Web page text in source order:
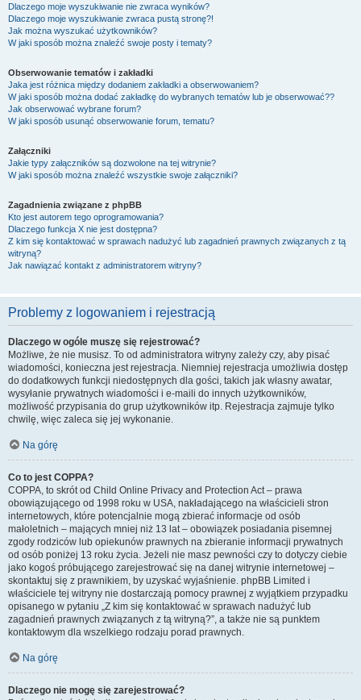
Dlaczego moje wyszukiwanie nie zwraca wyników?
Dlaczego moje wyszukiwanie zwraca pustą stronę?!
Jak można wyszukać użytkowników?
W jaki sposób można znaleźć swoje posty i tematy?
Obserwowanie tematów i zakładki
Jaka jest różnica między dodaniem zakładki a obserwowaniem?
W jaki sposób można dodać zakładkę do wybranych tematów lub je obserwować??
Jak obserwować wybrane forum?
W jaki sposób usunąć obserwowanie forum, tematu?
Załączniki
Jakie typy załączników są dozwolone na tej witrynie?
W jaki sposób można znaleźć wszystkie swoje załączniki?
Zagadnienia związane z phpBB
Kto jest autorem tego oprogramowania?
Dlaczego funkcja X nie jest dostępna?
Z kim się kontaktować w sprawach nadużyć lub zagadnień prawnych związanych z tą
witryną?
Jak nawiązać kontakt z administratorem witryny?
Problemy z logowaniem i rejestracją
Dlaczego w ogóle muszę się rejestrować?
Możliwe, że nie musisz. To od administratora witryny zależy czy, aby pisać
wiadomości, konieczna jest rejestracja. Niemniej rejestracja umożliwia dostęp
do dodatkowych funkcji niedostępnych dla gości, takich jak własny awatar,
wysyłanie prywatnych wiadomości i e-maili do innych użytkowników,
możliwość przypisania do grup użytkowników itp. Rejestracja zajmuje tylko
chwilę, więc zaleca się jej wykonanie.
Na górę
Co to jest COPPA?
COPPA, to skrót od Child Online Privacy and Protection Act – prawa
obowiązującego od 1998 roku w USA, nakładającego na właścicieli stron
internetowych, które potencjalnie mogą zbierać informacje od osób
małoletnich – mających mniej niż 13 lat – obowiązek posiadania pisemnej
zgody rodziców lub opiekunów prawnych na zbieranie informacji prywatnych
od osób poniżej 13 roku życia. Jeżeli nie masz pewności czy to dotyczy ciebie
jako kogoś próbującego zarejestrować się na danej witrynie internetowej –
skontaktuj się z prawnikiem, by uzyskać wyjaśnienie. phpBB Limited i
właściciele tej witryny nie dostarczają pomocy prawnej z wyjątkiem przypadku
opisanego w pytaniu „Z kim się kontaktować w sprawach nadużyć lub
zagadnień prawnych związanych z tą witryną?”, a także nie są punktem
kontaktowym dla wszelkiego rodzaju porad prawnych.
Na górę
Dlaczego nie mogę się zarejestrować?